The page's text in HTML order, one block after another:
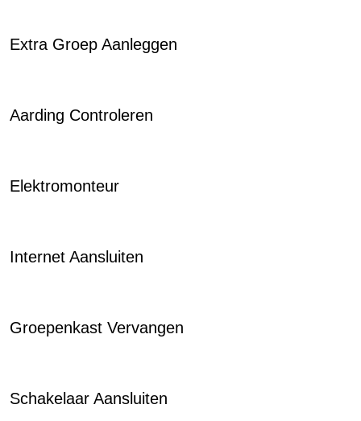
Extra Groep Aanleggen
Aarding Controleren
Elektromonteur
Internet Aansluiten
Groepenkast Vervangen
Schakelaar Aansluiten